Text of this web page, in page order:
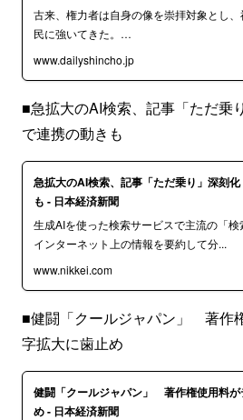
古来、権力者は自身の像を崇拝対象とし
民に強いてきた。…
www.dailyshincho.jp
■急拡大のAI検索、記事「ただ
で連携の動きも
急拡大のAI検索、記事「ただ乗り」深刻
も - 日本経済新聞
生成AIを使った検索サービスで主流の「検
インターネット上の情報を要約して分...
www.nikkei.com
■健闘「クールジャパン」 著作
字拡大に歯止め
健闘「クールジャパン」 著作権使用料が
め - 日本経済新聞